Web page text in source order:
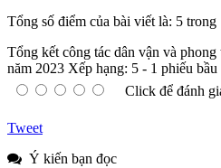
Tổng số điểm của bài viết là: 5 trong
Tổng kết công tác dân vận và
năm 2023 Xếp hạng: 5 - 1 phiếu bầu
Click để đánh
Tweet
Ý kiến bạn đọc